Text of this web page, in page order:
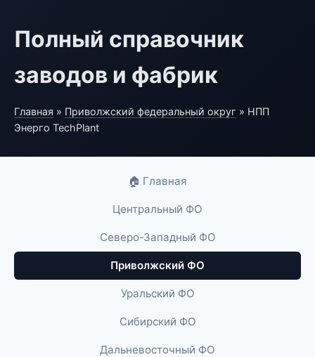
Полный справочник
заводов и фабрик
Главная » Приволжский федеральный округ » НПП
Энерго TechPlant
🏠 Главная
Центральный ФО
Северо-Западный ФО
Приволжский ФО
Уральский ФО
Сибирский ФО
Дальневосточный ФО